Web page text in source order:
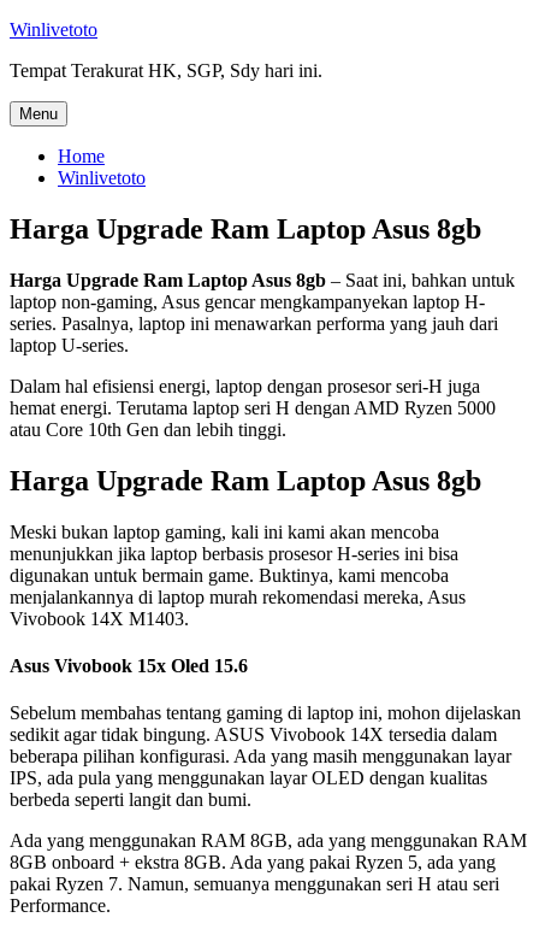
Skip
content
Winlivetoto
Tempat Terakurat HK, SGP, Sdy hari ini.
Menu
Home
Winlivetoto
Harga Upgrade Ram Laptop Asus 8gb
Harga Upgrade Ram Laptop Asus 8gb – Saat ini, bahkan untuk
laptop non-gaming, Asus gencar mengkampanyekan laptop H-
series. Pasalnya, laptop ini menawarkan performa yang jauh dari
laptop U-series.
Dalam hal efisiensi energi, laptop dengan prosesor seri-H juga
hemat energi. Terutama laptop seri H dengan AMD Ryzen 5000
atau Core 10th Gen dan lebih tinggi.
Harga Upgrade Ram Laptop Asus 8gb
Meski bukan laptop gaming, kali ini kami akan mencoba
menunjukkan jika laptop berbasis prosesor H-series ini bisa
digunakan untuk bermain game. Buktinya, kami mencoba
menjalankannya di laptop murah rekomendasi mereka, Asus
Vivobook 14X M1403.
Asus Vivobook 15x Oled 15.6
Sebelum membahas tentang gaming di laptop ini, mohon dijelaskan
sedikit agar tidak bingung. ASUS Vivobook 14X tersedia dalam
beberapa pilihan konfigurasi. Ada yang masih menggunakan layar
IPS, ada pula yang menggunakan layar OLED dengan kualitas
berbeda seperti langit dan bumi.
Ada yang menggunakan RAM 8GB, ada yang menggunakan RAM
8GB onboard + ekstra 8GB. Ada yang pakai Ryzen 5, ada yang
pakai Ryzen 7. Namun, semuanya menggunakan seri H atau seri
Performance.